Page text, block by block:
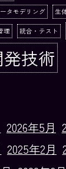
タモデリング 生
理 統合・テスト
発技術
2026年5月
2025年2月